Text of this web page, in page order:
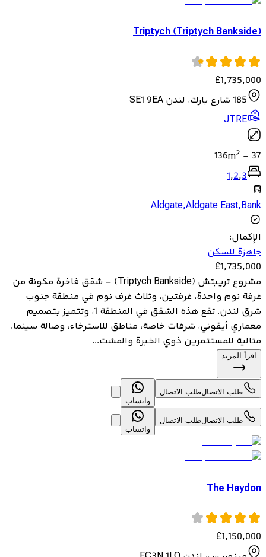
Triptych (Triptych Bankside)
£1,735,000
185 شارع بارك، لندن SE1 9EA
JTRE
37
-
136m2
1,2,3
Aldgate,Aldgate East,Bank
الإكمال:
جاهزة للسكن
£1,735,000
مشروع تريبتش (Triptych Bankside) – شقق فاخرة مكونة من
غرفة نوم واحدة، غرفتين، وثلاث غرف نوم في منطقة جنوب
شرق لندن. تقع هذه الشقق في المنطقة 1، وتتميز بتصميم
معماري أيقوني، شرفات خاصة، مناطق للاسترخاء، وصالة سينما.
مثالية للمستثمرين ذوي الخبرة والمشت...
اقرأ المزيد
طلب الاتصالطلب الاتصال
واتساب
طلب الاتصالطلب الاتصال
واتساب
The Haydon
£1,150,000